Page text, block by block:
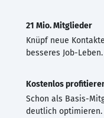
21 Mio. Mitglieder
Knüpf neue
besseres Job-Leben.
Kostenlos
Schon als Basis-
deutlich optimieren.